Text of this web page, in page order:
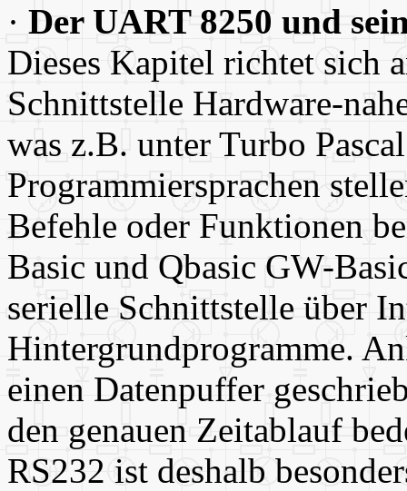
· Der UART 8250 und
Dieses Kapitel richtet sich
Schnittstelle Hardware-
was z.B. unter Turbo
Programmiersprachen
Befehle oder Funktionen
Basic und Qbasic GW-
serielle Schnittstelle über
Hintergrundprogramme.
einen Datenpuffer
den genauen Zeitablauf
RS232 ist deshalb